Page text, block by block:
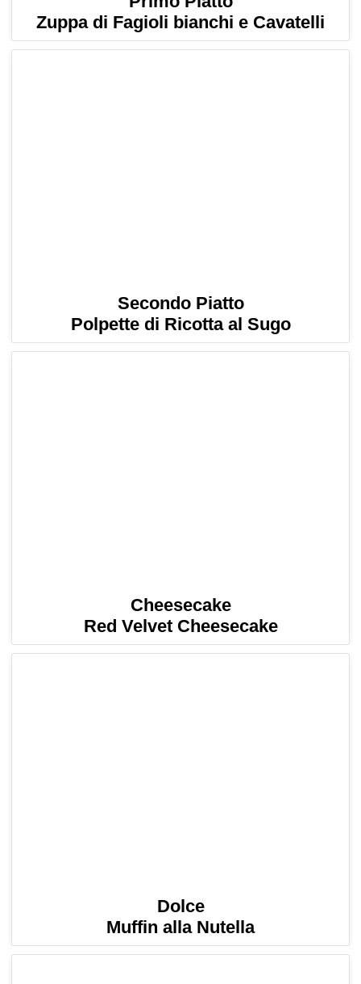
Zuppa di Fagioli bianchi e Cavatelli
Secondo Piatto
Polpette di Ricotta al Sugo
Cheesecake
Red Velvet Cheesecake
Dolce
Muffin alla Nutella